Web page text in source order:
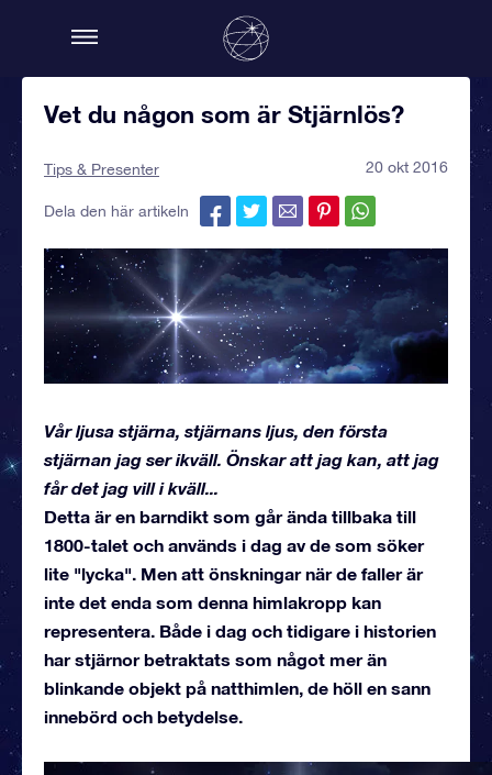
Vet du någon som är Stjärnlös?
Tips & Presenter 20 okt 2016
Dela den här artikeln
Vår ljusa stjärna, stjärnans ljus, den första
stjärnan jag ser ikväll. Önskar att jag kan, att jag
får det jag vill i kväll...
Detta är en barndikt som går ända tillbaka till
1800-talet och används i dag av de som söker
lite "lycka". Men att önskningar när de faller är
inte det enda som denna himlakropp kan
representera. Både i dag och tidigare i historien
har stjärnor betraktats som något mer än
blinkande objekt på natthimlen, de höll en sann
innebörd och betydelse.